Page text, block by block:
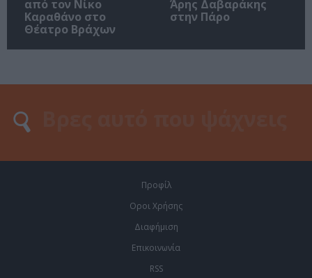
από τον Νίκο
Καραθάνο στο
Θέατρο Βράχων
Άρης Δαβαράκης
στην Πάρο
Προφίλ
Οροι Χρήσης
Διαφήμιση
Επικοινωνία
RSS